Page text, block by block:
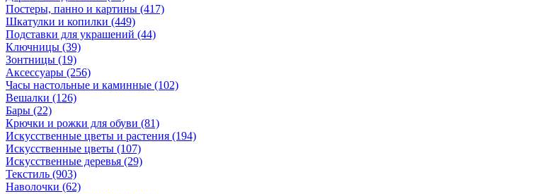
Постеры, панно и картины (417)
Шкатулки и копилки (449)
Подставки для украшений (44)
Ключницы (39)
Зонтницы (19)
Аксессуары (256)
Часы настольные и каминные (102)
Вешалки (126)
Бары (22)
Крючки и рожки для обуви (81)
Искусственные цветы и растения (194)
Искусственные цветы (107)
Искусcтвенные деревья (29)
Текстиль (903)
Наволочки (62)